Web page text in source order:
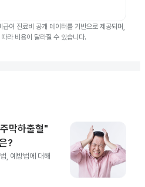
여 진료비 공개 데이터를 기반으로 제공되며,
라 비용이 달라질 수 있습니다.
막하출혈"
?
, 예방법에 대해